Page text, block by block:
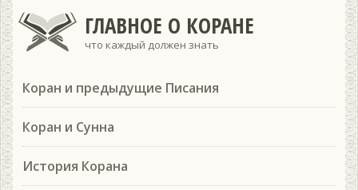
ГЛАВНОЕ О КОРАНЕ
что каждый должен знать
Коран и предыдущие Писания
Коран и Сунна
История Корана